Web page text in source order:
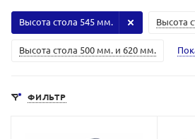
Высота
Высота стола 545 мм.
Высота стола 500 мм. и 620 мм.
ФИЛЬТР